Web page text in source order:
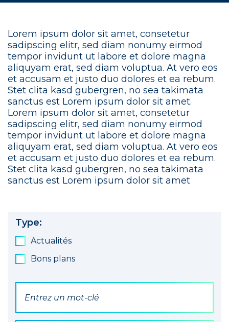
Lorem ipsum dolor sit amet, consetetur
sadipscing elitr, sed diam nonumy eirmod
tempor invidunt ut labore et dolore magna
aliquyam erat, sed diam voluptua. At vero eos
et accusam et justo duo dolores et ea rebum.
Stet clita kasd gubergren, no sea takimata
sanctus est Lorem ipsum dolor sit amet.
Lorem ipsum dolor sit amet, consetetur
sadipscing elitr, sed diam nonumy eirmod
tempor invidunt ut labore et dolore magna
aliquyam erat, sed diam voluptua. At vero eos
et accusam et justo duo dolores et ea rebum.
Stet clita kasd gubergren, no sea takimata
sanctus est Lorem ipsum dolor sit amet
Type:
Actualités
Bons plans